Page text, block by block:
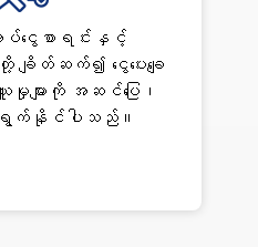
ငွေစာရင်းနှင့်
ျိတ်ဆက်၍ ငွေပေးချေ
မှုများကို အဆင်ပြေ၊
င်ရွက်နိုင်ပါသည်။